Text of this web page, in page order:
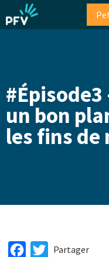
au
contenu
un bon
les fins de
FacebookTwitter
Partager